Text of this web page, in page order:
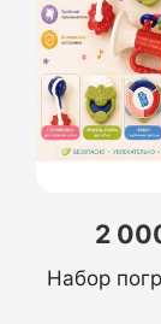
2
Набор